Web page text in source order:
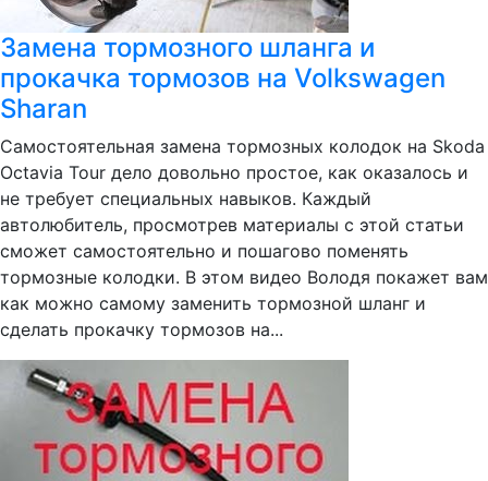
Замена тормозного шланга и
прокачка тормозов на Volkswagen
Sharan
Самостоятельная замена тормозных колодок на Skoda
Octavia Tour дело довольно простое, как оказалось и
не требует специальных навыков. Каждый
автолюбитель, просмотрев материалы с этой статьи
сможет самостоятельно и пошагово поменять
тормозные колодки. В этом видео Володя покажет вам
как можно самому заменить тормозной шланг и
сделать прокачку тормозов на...